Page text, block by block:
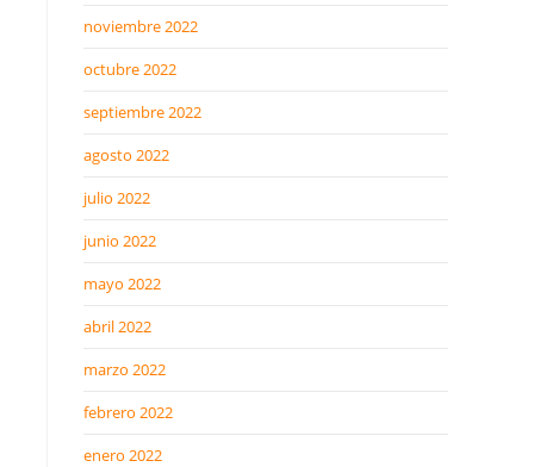
noviembre 2022
octubre 2022
septiembre 2022
agosto 2022
julio 2022
junio 2022
mayo 2022
abril 2022
marzo 2022
febrero 2022
enero 2022